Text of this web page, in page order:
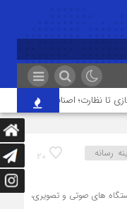
تا نظارت؛ اصناف نقش مؤثرتری
20
رسانه
های صوتی و تصویری،